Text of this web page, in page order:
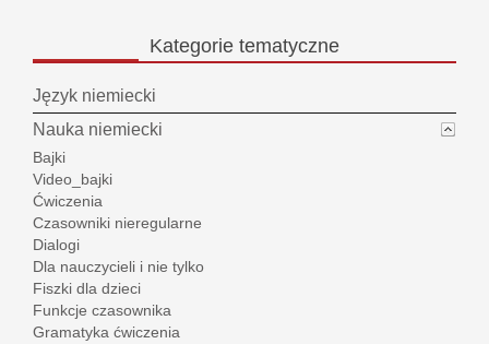
Kategorie tematyczne
Język niemiecki
Nauka niemiecki
Bajki
Video_bajki
Ćwiczenia
Czasowniki nieregularne
Dialogi
Dla nauczycieli i nie tylko
Fiszki dla dzieci
Funkcje czasownika
Gramatyka ćwiczenia